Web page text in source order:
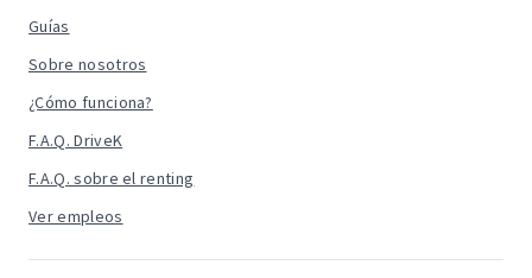
Guías
Sobre nosotros
¿Cómo funciona?
F.A.Q. DriveK
F.A.Q. sobre el renting
Ver empleos